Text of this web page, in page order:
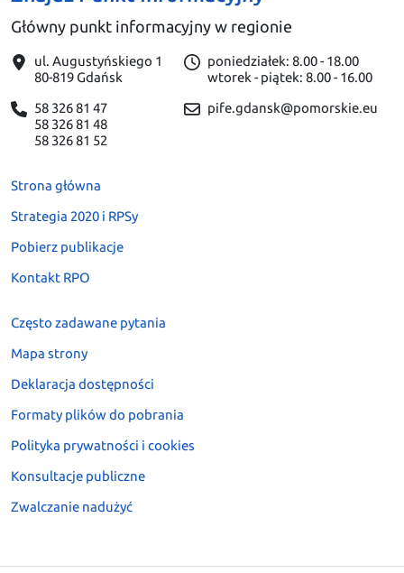
Główny punkt informacyjny w regionie
ul. Augustyńskiego 1
80-819 Gdańsk
58 326 81 47
58 326 81 48
58 326 81 52
poniedziałek: 8.00 - 18.00
wtorek - piątek: 8.00 - 16.00
pife.gdansk@pomorskie.eu
Strona główna
Strategia 2020 i RPSy
Pobierz publikacje
Kontakt RPO
Często zadawane pytania
Mapa strony
Deklaracja dostępności
Formaty plików do pobrania
Polityka prywatności i cookies
Konsultacje publiczne
Zwalczanie nadużyć